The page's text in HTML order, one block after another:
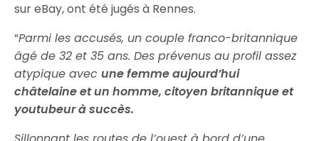
sur eBay, ont été jugés à Rennes.
“Parmi les accusés, un couple franco-britannique
âgé de 32 et 35 ans. Des prévenus au profil assez
atypique avecune femme aujourd’hui
châtelaine et un homme, citoyen britannique et
youtubeur à succès.